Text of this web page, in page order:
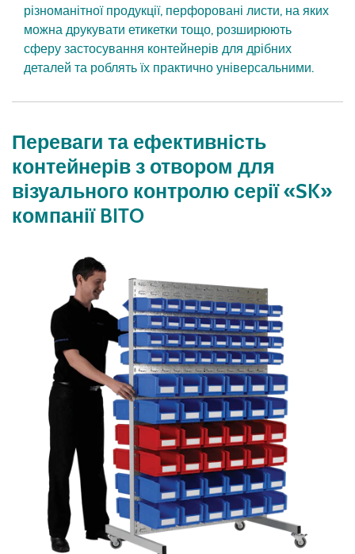
різноманітної продукції, перфоровані листи, на яких
можна друкувати етикетки тощо, розширюють
сферу застосування контейнерів для дрібних
деталей та роблять їх практично універсальними.
Переваги та ефективність
контейнерів з отвором для
візуального контролю серії «SK»
компанії BITO